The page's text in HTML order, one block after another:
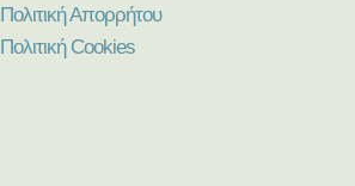
Πολιτική Απορρήτου
Πολιτική Cookies